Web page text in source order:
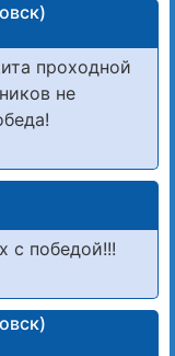
проходной
не
с победой!!!